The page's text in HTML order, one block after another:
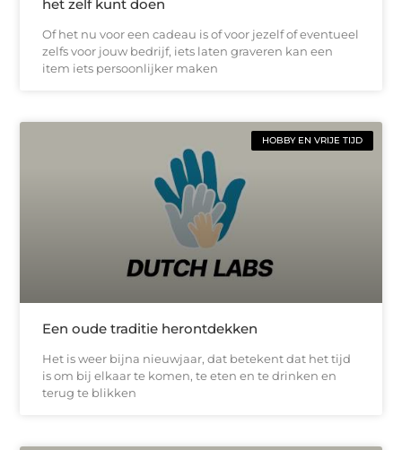
het zelf kunt doen
Of het nu voor een cadeau is of voor jezelf of eventueel
zelfs voor jouw bedrijf, iets laten graveren kan een
item iets persoonlijker maken
HOBBY EN VRIJE TIJD
Een oude traditie herontdekken
Het is weer bijna nieuwjaar, dat betekent dat het tijd
is om bij elkaar te komen, te eten en te drinken en
terug te blikken